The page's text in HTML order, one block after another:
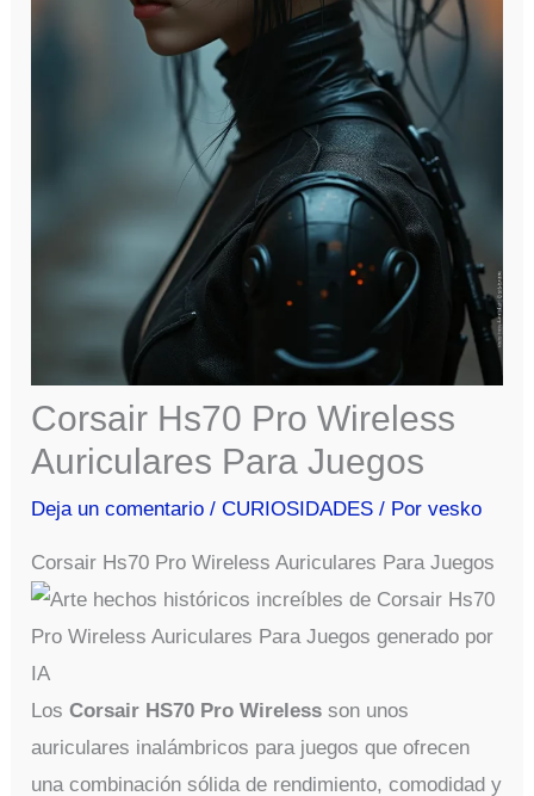
Corsair Hs70 Pro Wireless
Auriculares Para Juegos
Deja un comentario /CURIOSIDADES / Porvesko
Corsair Hs70 Pro Wireless Auriculares Para Juegos
LosCorsair HS70 Pro Wireless son unos
auriculares inalámbricos para juegos que ofrecen
una combinación sólida de rendimiento, comodidad y